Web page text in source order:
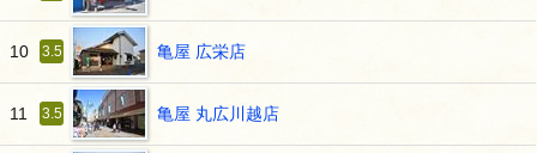
10 3.5 亀屋 広栄店
11 3.5 亀屋 丸広川越店